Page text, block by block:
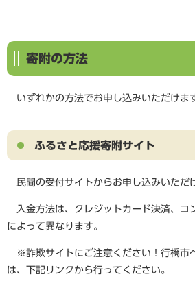
寄附の方法
いずれかの方法でお申し込みいただけま
ふるさと応援寄附サイト
民間の受付サイトからお申し込みいただ
入金方法は、クレジットカード決済、コ
によって異なります。
※詐欺サイトにご注意ください！行橋市
は、下記リンクから行ってください。